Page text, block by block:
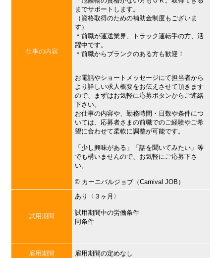
仕事の内容
までサポートします。
（資格取得のための補助金制度もございま
す）
＊前職が運送業界、トラック運転手の方、活
躍中です。
＊前職からブランクのある方も歓迎！
お電話やショートメッセージにて担当者から
より詳しい求人概要をお伝えさせて頂きます
ので、まずはお気軽に応募ボタンからご連絡
下さい。
お仕事の内容や、勤務時間・日数や条件につ
いては、応募者さまの前職でのご経験やご希
望に合わせて柔軟に調整が可能です。
「少し興味がある」「話を聞いてみたい」等
でも構いませんので、お気軽にご応募下さ
い。
©︎ カーニバルジョブ（Carnival JOB）
試用期間
あり〈３ヶ月〉
試用期間中の労働条件
同条件
雇用期間 雇用期間の定めなし